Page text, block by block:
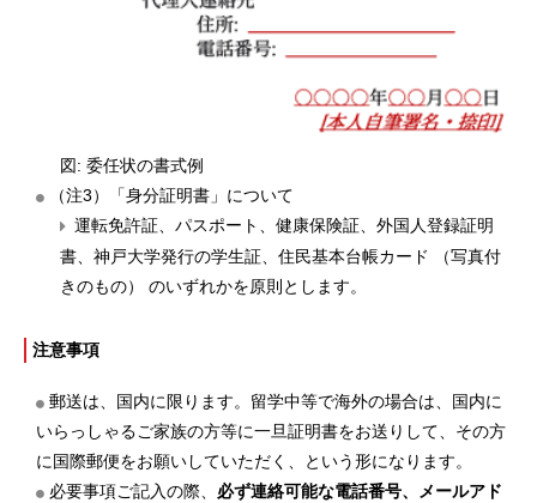
図: 委任状の書式例
（注3）「身分証明書」について
運転免許証、パスポート、健康保険証、外国人登録証明
書、神戸大学発行の学生証、住民基本台帳カード （写真付
きのもの） のいずれかを原則とします。
注意事項
郵送は、国内に限ります。留学中等で海外の場合は、国内に
いらっしゃるご家族の方等に一旦証明書をお送りして、その方
に国際郵便をお願いしていただく、という形になります。
必要事項ご記入の際、 必ず連絡可能な電話番号、メールアド